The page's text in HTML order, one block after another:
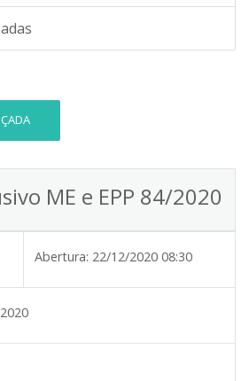
ME e EPP 84/2020
Abertura: 22/12/2020 08:30